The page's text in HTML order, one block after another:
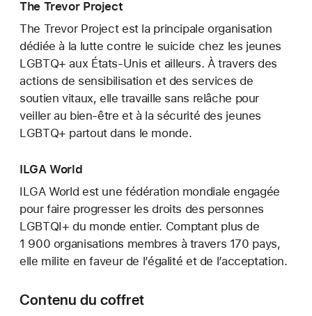
The Trevor Project
The Trevor Project est la principale organisation
dédiée à la lutte contre le suicide chez les jeunes
LGBTQ+ aux États-Unis et ailleurs. À travers des
actions de sensibilisation et des services de
soutien vitaux, elle travaille sans relâche pour
veiller au bien-être et à la sécurité des jeunes
LGBTQ+ partout dans le monde.
ILGA World
ILGA World est une fédération mondiale engagée
pour faire progresser les droits des personnes
LGBTQI+ du monde entier. Comptant plus de
1 900 organisations membres à travers 170 pays,
elle milite en faveur de l’égalité et de l’acceptation.
Contenu du coffret